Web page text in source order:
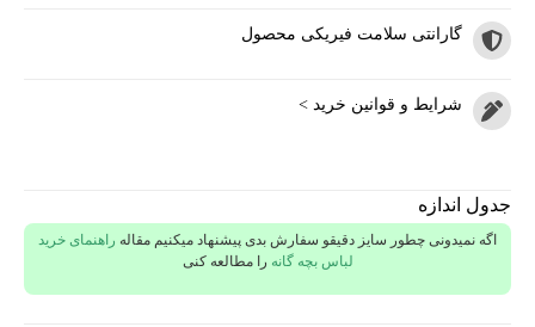
گارانتی سلامت فیریکی محصول
شرایط و قوانین خرید >
جدول اندازه
اگه نمیدونی چطور سایز دقیقو سفارش بدی پیشنهاد میکنیم مقاله راهنمای خرید
لباس بچه گانه را مطالعه کنی